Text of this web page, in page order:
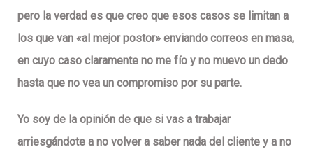
pero la verdad es que creo que esos casos se limitan a
los que van «al mejor postor» enviando correos en masa,
en cuyo caso claramente no me fío y no muevo un dedo
hasta que no vea un compromiso por su parte.
Yo soy de la opinión de que si vas a trabajar
arriesgándote a no volver a saber nada del cliente y a no